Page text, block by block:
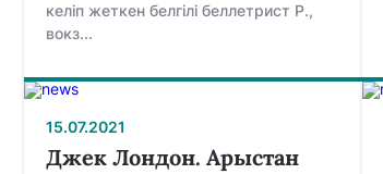
келіп жеткен белгілі беллетрист Р.,
вокз...
15.07.2021
Джек Лондон. Арыстан